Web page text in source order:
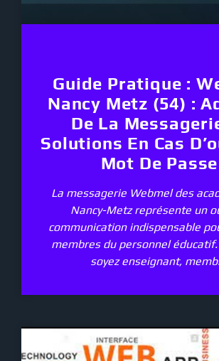
Guide Pratique :
Nancy Metz (54) :
De La
Solutions En Cas
Mot De Passe
La messagerie Webmel des
Nancy-Metz représente un
communication indispensable
membres du personnel éducatif.
soyez enseignant,